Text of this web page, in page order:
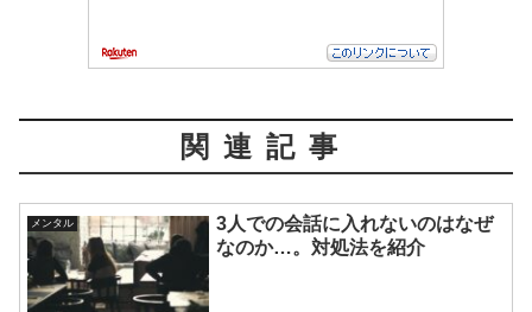
関連記事
メンタル
3人での会話に入れないのはなぜ
なのか…。対処法を紹介